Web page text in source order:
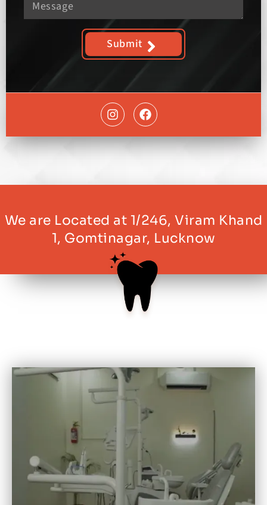
Submit
We are Located at 1/246, Viram Khand
1, Gomtinagar, Lucknow